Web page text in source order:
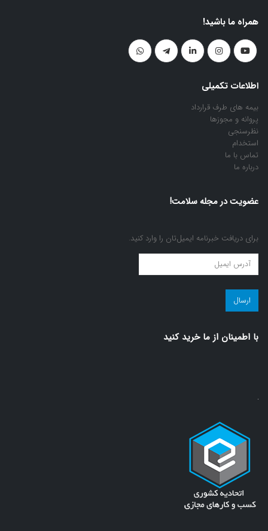
همراه ما باشید!
اطلاعات تکمیلی
بیمه های طرف قرارداد
پروانه و مجوزها
نظرسنجی
استخدام
تماس با ما
درباره ما
عضویت در مجله سلامت!
برای دریافت خبرنامه ایمیل‌تان را وارد کنید.
عضویت
در
مجله
سلامت!
با اطمينان از ما خريد كنيد